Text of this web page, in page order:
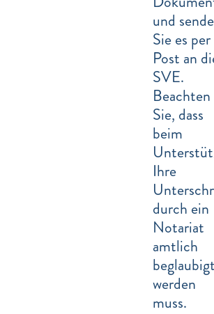
und
Sie es per
Post an
SVE.
Beachten
Sie, dass
beim
Ihre
durch ein
Notariat
amtlich
werden
muss.